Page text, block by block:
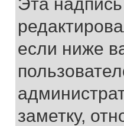
если ниже
заметку,